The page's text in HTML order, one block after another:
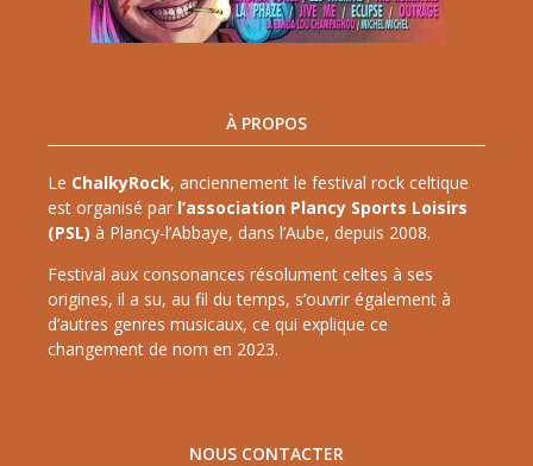
À PROPOS
Le ChalkyRock, anciennement le festival rock celtique
est organisé par l’association Plancy Sports Loisirs
(PSL) à Plancy-l’Abbaye, dans l’Aube, depuis 2008.
Festival aux consonances résolument celtes à ses
origines, il a su, au fil du temps, s’ouvrir également à
d’autres genres musicaux, ce qui explique ce
changement de nom en 2023.
NOUS CONTACTER